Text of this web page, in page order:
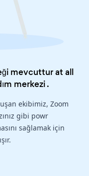
mevcuttur at all
merkezi.
ekibimiz, Zoom
gibi powr
sağlamak için